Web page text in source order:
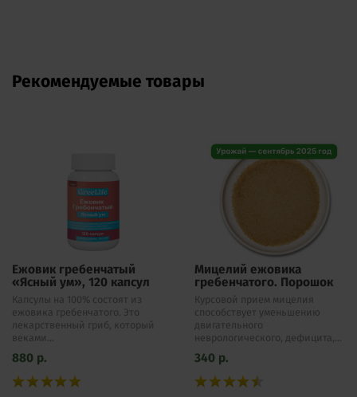
Рекомендуемые товары
Ежовик гребенчатый
«Ясный ум», 120 капсул
Капсулы на 100% состоят из
ежовика гребенчатого. Это
лекарственный гриб, который
веками...
880 р.
Мицелий ежовика
гребенчатого. Порошок
Курсовой прием мицелия
способствует уменьшению
двигательного
неврологического, дефицита,...
340 р.